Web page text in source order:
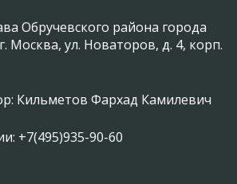
Обручевского района города
Москва, ул. Новаторов, д. 4, корп.
Кильметов Фархад Камилевич
+7(495)935-90-60